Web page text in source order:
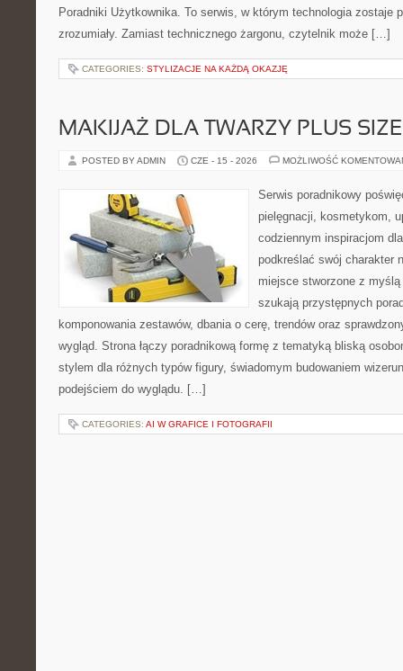
Poradniki Użytkownika. To serwis, w którym technologia zostaje
zrozumiały. Zamiast technicznego żargonu, czytelnik może […]
CATEGORIES: STYLIZACJE NA KAŻDĄ OKAZJĘ
MAKIJAŻ DLA TWARZY PLUS SIZE
POSTED BY ADMIN CZE - 15 - 2026 MOŻLIWOŚĆ
Serwis poradnikowy
pielęgnacji, kosmetykom,
codziennym inspiracjom
podkreślać swój charakter
miejsce stworzone z
szukają przystępnych
komponowania zestawów, dbania o cerę, trendów oraz
wygląd. Strona łączy poradnikową formę z tematyką bliską
stylem dla różnych typów figury, świadomym budowaniem
podejściem do wyglądu. […]
CATEGORIES: AI W GRAFICE I FOTOGRAFII